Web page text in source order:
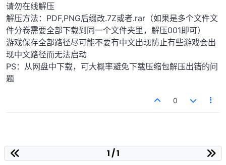
请勿在线解压
解压方法：PDF,PNG后缀改.7Z或者.rar（如果是多个文件文
件分卷需要全部下载到同一个文件夹里，解压001即可）
游戏保存全部路径尽可能不要有中文出现防止有些游戏会出
现中文路径而无法启动
PS：从网盘中下载，可大概率避免下载压缩包解压出错的问
题
0
1 / 1